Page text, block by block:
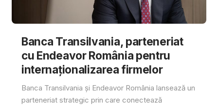
Banca Transilvania, parteneriat
cu Endeavor România pentru
internaționalizarea firmelor
Banca Transilvania și Endeavor România lansează un
parteneriat strategic prin care conectează